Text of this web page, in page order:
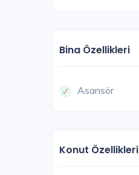
Bina Özellikleri
Asansör
Konut Özellikleri